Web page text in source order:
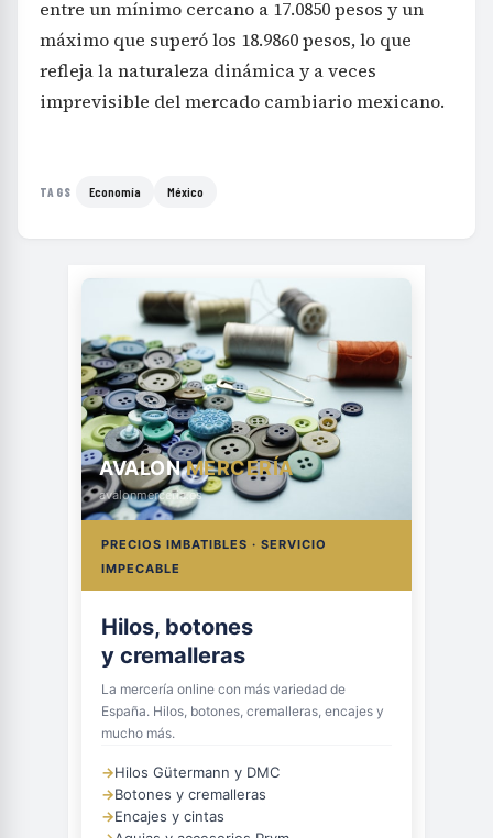
entre un mínimo cercano a 17.0850 pesos y un
máximo que superó los 18.9860 pesos, lo que
refleja la naturaleza dinámica y a veces
imprevisible del mercado cambiario mexicano.
TAGS Economía México
AVALONMERCERÍA
avalonmerceria.es
PRECIOS IMBATIBLES · SERVICIO
IMPECABLE
Hilos, botones
y cremalleras
La mercería online con más variedad de
España. Hilos, botones, cremalleras, encajes y
mucho más.
→Hilos Gütermann y DMC
→Botones y cremalleras
→Encajes y cintas